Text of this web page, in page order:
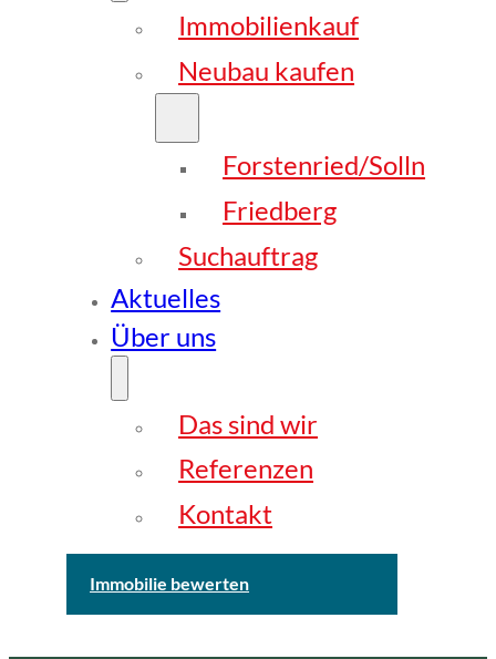
Immobilienkauf
Neubau kaufen
Forstenried/Solln
Friedberg
Suchauftrag
Aktuelles
Über uns
Das sind wir
Referenzen
Kontakt
Immobilie bewerten